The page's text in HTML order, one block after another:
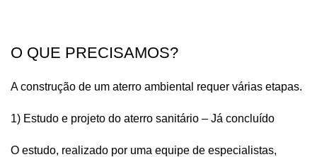
O QUE PRECISAMOS?
A construção de um aterro ambiental requer várias etapas.
1) Estudo e projeto do aterro sanitário – Já concluído
O estudo, realizado por uma equipe de especialistas,